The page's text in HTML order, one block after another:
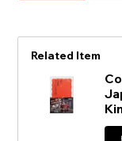
Related Item